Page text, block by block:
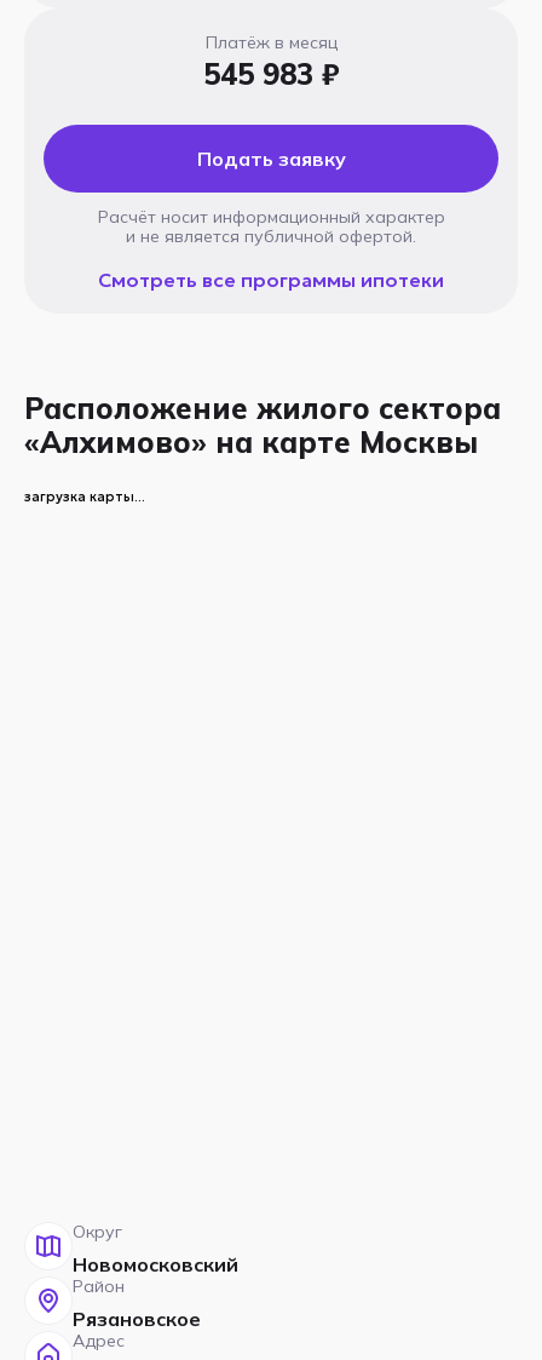
Платёж в месяц
545 983 ₽
Подать заявку
Расчёт носит информационный характер
и не является публичной офертой.
Смотреть все программы ипотеки
Расположение жилого сектора
«Алхимово» на карте Москвы
загрузка карты...
Округ
Новомосковский
Район
Рязановское
Адрес